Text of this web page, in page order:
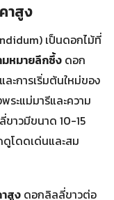
าสูง
เป็นดอกไม้ที่
มหมายลึกซึ้ง ดอก
ะการเริ่มต้นใหม่ของ
ะแม่มารีและความ
าวมีขนาด 10-15
โดดเด่นและสม
สูง ดอกลิลลี่ขาวต่อ